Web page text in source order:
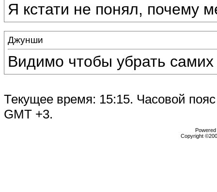
Я кстати не понял, почему
Джунши
Видимо чтобы убрать
Текущее время: 15:15. Часовой пояс
GMT +3.
Copyright